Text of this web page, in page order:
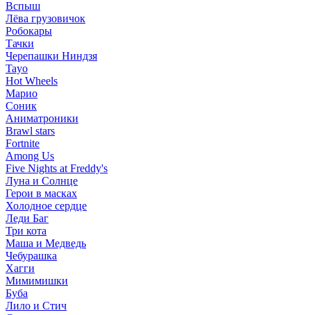
Вспыш
Лёва грузовичок
Робокары
Тачки
Черепашки Ниндзя
Tayo
Hot Wheels
Марио
Соник
Аниматроники
Brawl stars
Fortnite
Among Us
Five Nights at Freddy's
Луна и Солнце
Герои в масках
Холодное сердце
Леди Баг
Три кота
Маша и Медведь
Чебурашка
Хагги
Мимимишки
Буба
Лило и Стич